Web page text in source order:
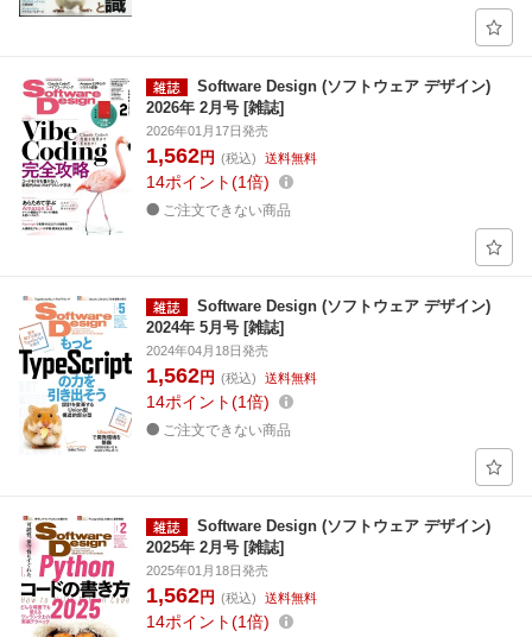
Software Design (ソフトウェア デザイン)
2026年 2月号 [雑誌]
2026年01月17日発売
1,562円 (税込) 送料無料
14ポイント 1倍
ご注文できない商品
Software Design (ソフトウェア デザイン)
2024年 5月号 [雑誌]
2024年04月18日発売
1,562円 (税込) 送料無料
14ポイント 1倍
ご注文できない商品
Software Design (ソフトウェア デザイン)
2025年 2月号 [雑誌]
2025年01月18日発売
1,562円 (税込) 送料無料
14ポイント 1倍